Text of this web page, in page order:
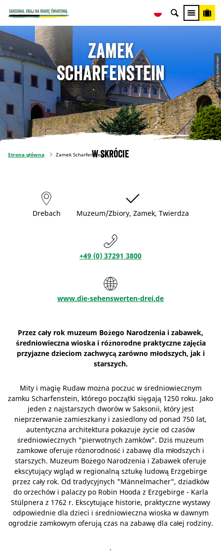
© Burg Scharfenstein
Zamek
Scharfenstein
Strona główna Zamek ScharfensteinW skrócie
Drebach Muzeum/Zbiory, Zamek, Twierdza
+49 (0) 37291 3800
www.die-sehenswerten-drei.de
Przez cały rok muzeum Bożego Narodzenia i zabawek,
średniowieczna wioska i różnorodne praktyczne zajęcia
przyjazne dzieciom zachwycą zarówno młodszych, jak i
starszych.
Mity i magię Rudaw można poczuć w średniowiecznym
zamku Scharfenstein, którego początki sięgają 1250 roku. Jako
jeden z najstarszych dworów w Saksonii, który jest
nieprzerwanie zamieszkany i zasiedlony od ponad 750 lat,
autentyczna architektura pokazuje życie od czasów
średniowiecznych "pierwotnych zamków". Dziś muzeum
zamkowe oferuje różnorodność i zabawę dla młodszych i
starszych. Muzeum Bożego Narodzenia i Zabawek oferuje
ekscytujący wgląd w regionalną sztukę ludową Erzgebirge
przez cały rok. Od tradycyjnych "Männelmacher", dziadków
do orzechów i palaczy po Robin Hooda z Erzgebirge - Karla
Stülpnera z 1762 r. Ekscytujące historie, praktyczne wystawy
odpowiednie dla dzieci i średniowieczna wioska w dawnym
ogrodzie zamkowym oferują czas na zabawę dla całej rodziny.
.